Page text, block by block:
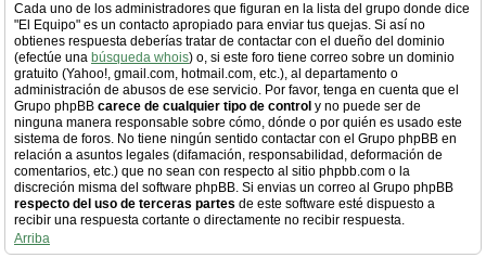
Cada uno de los administradores que figuran en la lista del grupo donde dice
"El Equipo" es un contacto apropiado para enviar tus quejas. Si así no
obtienes respuesta deberías tratar de contactar con el dueño del dominio
(efectúe una búsqueda whois) o, si este foro tiene correo sobre un dominio
gratuito (Yahoo!, gmail.com, hotmail.com, etc.), al departamento o
administración de abusos de ese servicio. Por favor, tenga en cuenta que el
Grupo phpBB carece de cualquier tipo de control y no puede ser de
ninguna manera responsable sobre cómo, dónde o por quién es usado este
sistema de foros. No tiene ningún sentido contactar con el Grupo phpBB en
relación a asuntos legales (difamación, responsabilidad, deformación de
comentarios, etc.) que no sean con respecto al sitio phpbb.com o la
discreción misma del software phpBB. Si envias un correo al Grupo phpBB
respecto del uso de terceras partes de este software esté dispuesto a
recibir una respuesta cortante o directamente no recibir respuesta.
Arriba